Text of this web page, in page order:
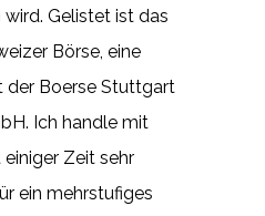
Gelistet ist das
Börse, eine
der Boerse Stuttgart
Ich handle mit
Zeit sehr
ein mehrstufiges